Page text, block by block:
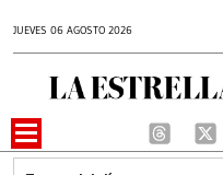
JUEVES 06 AGOSTO 2026